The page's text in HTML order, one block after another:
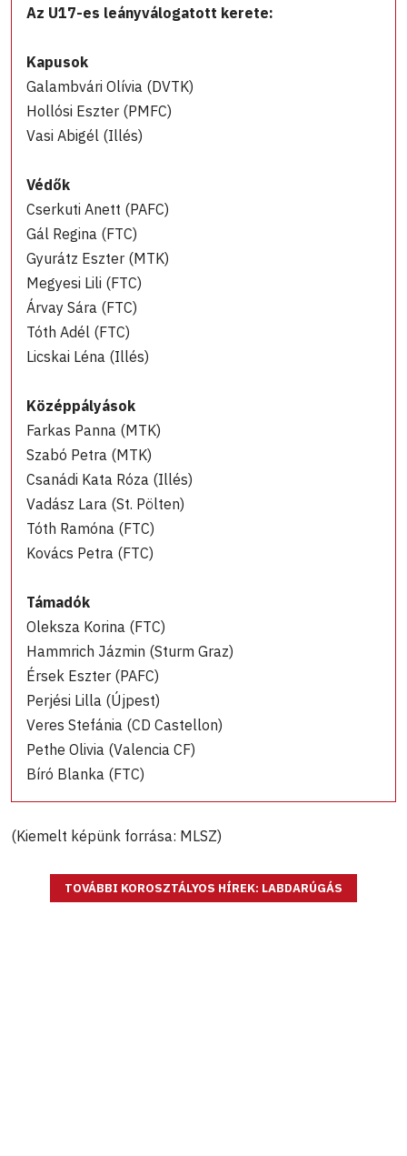
Az U17-es leányválogatott kerete:
Kapusok
Galambvári Olívia (DVTK)
Hollósi Eszter (PMFC)
Vasi Abigél (Illés)
Védők
Cserkuti Anett (PAFC)
Gál Regina (FTC)
Gyurátz Eszter (MTK)
Megyesi Lili (FTC)
Árvay Sára (FTC)
Tóth Adél (FTC)
Licskai Léna (Illés)
Középpályások
Farkas Panna (MTK)
Szabó Petra (MTK)
Csanádi Kata Róza (Illés)
Vadász Lara (St. Pölten)
Tóth Ramóna (FTC)
Kovács Petra (FTC)
Támadók
Oleksza Korina (FTC)
Hammrich Jázmin (Sturm Graz)
Érsek Eszter (PAFC)
Perjési Lilla (Újpest)
Veres Stefánia (CD Castellon)
Pethe Olivia (Valencia CF)
Bíró Blanka (FTC)
(Kiemelt képünk forrása: MLSZ)
TOVÁBBI KOROSZTÁLYOS HÍREK: LABDARÚGÁS